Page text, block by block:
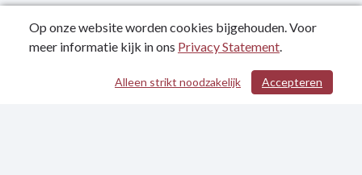
/ 403
Publicatiedatum: 26-04-2023
Op onze website worden cookies bijgehouden. Voor
meer informatie kijk in ons Privacy Statement.
Accepteren
Alleen strikt noodzakelijk